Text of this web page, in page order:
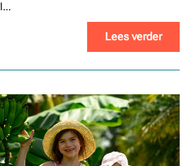
Lees verder